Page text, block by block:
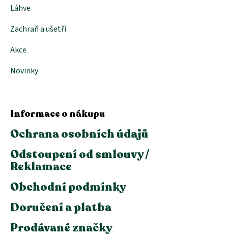
Láhve
Zachraň a ušetři
Akce
Novinky
Informace o nákupu
Ochrana osobních údajů
Odstoupení od smlouvy /
Reklamace
Obchodní podmínky
Doručení a platba
Prodávané značky